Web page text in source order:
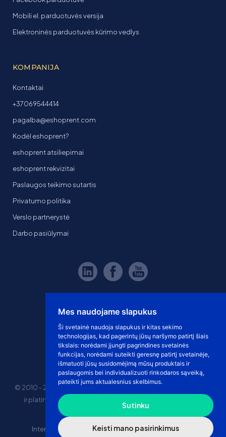
Mes naudojame slapukus
Ši svetainė naudoja slapukus ir kitas sekimo
technologijas, kad pagerintų jūsų naršymo patirtį šiais
tikslais: norėdami įjungti pagrindines svetainės
funkcijas, norėdami suteikti geresnę patirtį svetainėje,
išmatuoti jūsų susidomėjimą mūsų produktais ir
paslaugomis bei individualizuoti rinkodaros sąveiką,
pateikti jums aktualesnius skelbimus.
Sutinku
Keisti mano pasirinkimus
Mobili el. parduotuvės versija
Elektroninės parduotuvės kūrimo vedlys
KOMPANIJA
Kontaktai
+37069544414
pagalba@eshoprent.com
Kodėl eshoprent?
eshoprent atsiliepimai
eshoprent rekvizitai
Paslaugos teikimo sutartis
Privatumo politika
Verslo partnerystė
Darbo pasiūlymai
© 2010 - 2026 eshoprent prekinis ženklas saugomas. Kopijuoti
ir platinti svetainės turinį be sutikimo griežtai draudžiama.
Internetinė prekyba El. parduotuvės nuomos kaina